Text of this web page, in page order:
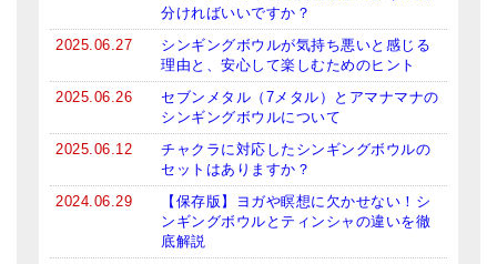
チベット・真マントラ香
お香定期購入（ラクとくサブスク）
チベット高僧のオラクルカード
ベル＆ドルジェ
シンギングボウル入門本・CD
分ければいいですか？
2025.06.27
シンギングボウルが気持ち悪いと感じる
理由と、安心して楽しむためのヒント
2025.06.26
セブンメタル（7メタル）とアマナマナの
シンギングボウルについて
2025.06.12
チャクラに対応したシンギングボウルの
セットはありますか？
2024.06.29
【保存版】ヨガや瞑想に欠かせない！シ
ンギングボウルとティンシャの違いを徹
底解説